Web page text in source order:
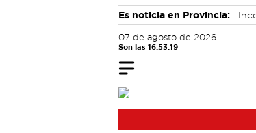
Es noticia en Provincia:
07 de agosto de 2026
Son las 16:53:20